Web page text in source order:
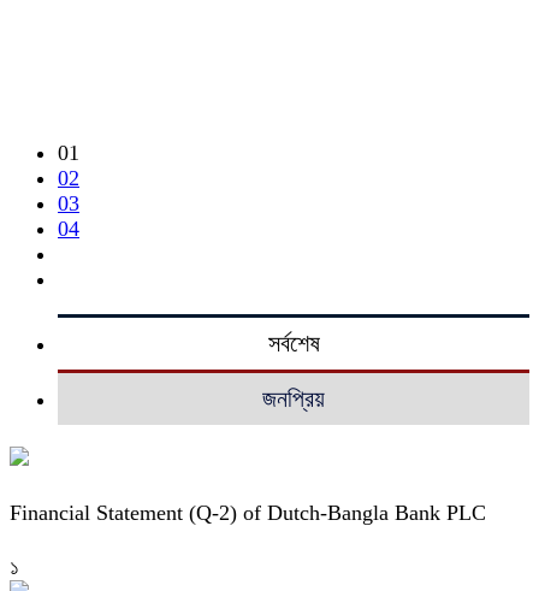
01
02
03
04
সর্বশেষ
জনপ্রিয়
Financial Statement (Q-2) of Dutch-Bangla Bank PLC
১